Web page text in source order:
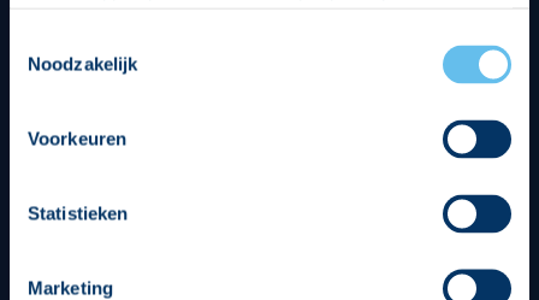
op een veilige en integere wijze. Je kunt je toestemming
beheren op de privacy- en cookieverklaring pagina.
Noodzakelijk
Voorkeuren
Statistieken
Marketing